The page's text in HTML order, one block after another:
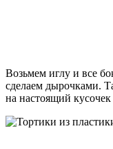
Возьмем иглу и все
сделаем дырочками.
на настоящий кусочек